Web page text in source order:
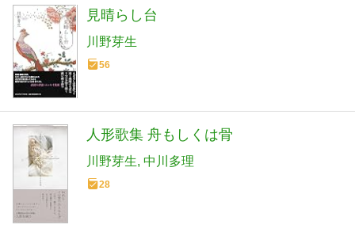
見晴らし台
川野芽生
56
人形歌集 舟もしくは骨
川野芽生 中川多理
28